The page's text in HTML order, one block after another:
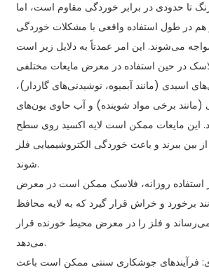
تا حدودی در برابر خوردگی مقاوم است، اما
هم در طول استفاده واقعی با مشکلات خوردگی
در حین استفاده در معرض مایعات مختلفی
اسیدی (مانند آبمیوه، نوشیدنی‌های گازدار)،
(مانند برخی مواد شوینده) و آب حاوی یون‌های
این مایعات ممکن است لایه اکسید روی سطح
بین ببرند و باعث خوردگی الکتروشیمیایی فلز
شوند.
استفاده روزانه، فلاسک ممکن است در معرض
برخورد و خراش قرار گیرد که به لایه محافظ
و فلز را در معرض محیط خورنده قرار
می‌دهد.
فرآیندهای جوشکاری سنتی ممکن است باعث